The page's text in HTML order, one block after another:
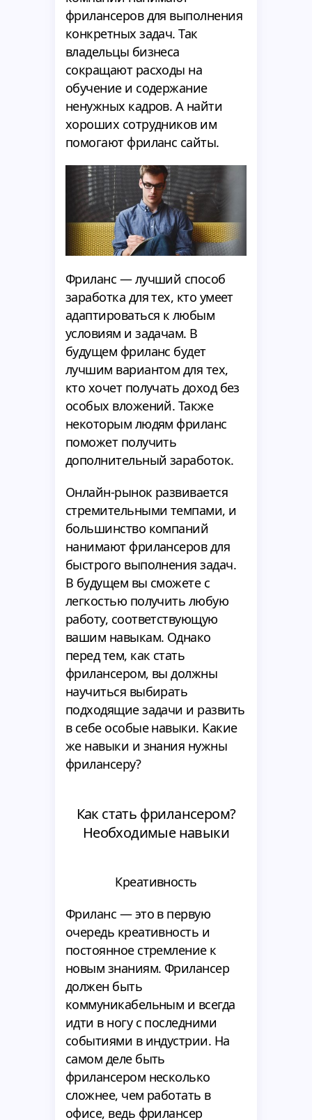
фрилансеров для выполнения
конкретных задач. Так
владельцы бизнеса
сокращают расходы на
обучение и содержание
ненужных кадров. А найти
хороших сотрудников им
помогают фриланс сайты.
Фриланс — лучший способ
заработка для тех, кто умеет
адаптироваться к любым
условиям и задачам. В
будущем фриланс будет
лучшим вариантом для тех,
кто хочет получать доход без
особых вложений. Также
некоторым людям фриланс
поможет получить
дополнительный заработок.
Онлайн-рынок развивается
стремительными темпами, и
большинство компаний
нанимают фрилансеров для
быстрого выполнения задач.
В будущем вы сможете с
легкостью получить любую
работу, соответствующую
вашим навыкам. Однако
перед тем, как стать
фрилансером, вы должны
научиться выбирать
подходящие задачи и развить
в себе особые навыки. Какие
же навыки и знания нужны
фрилансеру?
Как стать фрилансером?
Необходимые навыки
Креативность
Фриланс — это в первую
очередь креативность и
постоянное стремление к
новым знаниям. Фрилансер
должен быть
коммуникабельным и всегда
идти в ногу с последними
событиями в индустрии. На
самом деле быть
фрилансером несколько
сложнее, чем работать в
офисе, ведь фрилансер